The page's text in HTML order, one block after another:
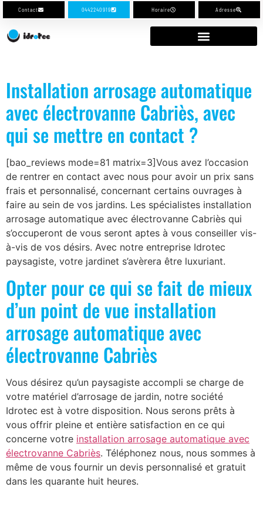
Contact 0442240919 Horaire Adresse
Installation arrosage automatique
avec électrovanne Cabriès, avec
qui se mettre en contact ?
[bao_reviews mode=81 matrix=3]Vous avez l’occasion
de rentrer en contact avec nous pour avoir un prix sans
frais et personnalisé, concernant certains ouvrages à
faire au sein de vos jardins. Les spécialistes installation
arrosage automatique avec électrovanne Cabriès qui
s’occuperont de vous seront aptes à vous conseiller vis-
à-vis de vos désirs. Avec notre entreprise Idrotec
paysagiste, votre jardinet s’avèrera être luxuriant.
Opter pour ce qui se fait de mieux
d’un point de vue installation
arrosage automatique avec
électrovanne Cabriès
Vous désirez qu’un paysagiste accompli se charge de
votre matériel d’arrosage de jardin, notre société
Idrotec est à votre disposition. Nous serons prêts à
vous offrir pleine et entière satisfaction en ce qui
concerne votre installation arrosage automatique avec
électrovanne Cabriès. Téléphonez nous, nous sommes à
même de vous fournir un devis personnalisé et gratuit
dans les quarante huit heures.